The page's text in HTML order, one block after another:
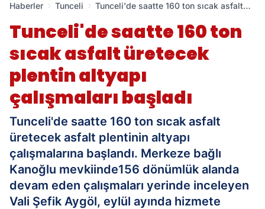
Haberler Tunceli
Tunceli'de saatte 160 ton sıcak asfalt
başladı
Tunceli'de saatte 160 ton
sıcak asfalt üretecek
plentin altyapı
çalışmaları başladı
Tunceli'de saatte 160 ton sıcak asfalt
üretecek asfalt plentinin altyapı
çalışmalarına başlandı. Merkeze bağlı
Kanoğlu mevkiinde156 dönümlük alanda
devam eden çalışmaları yerinde inceleyen
Vali Şefik Aygöl, eylül ayında hizmete